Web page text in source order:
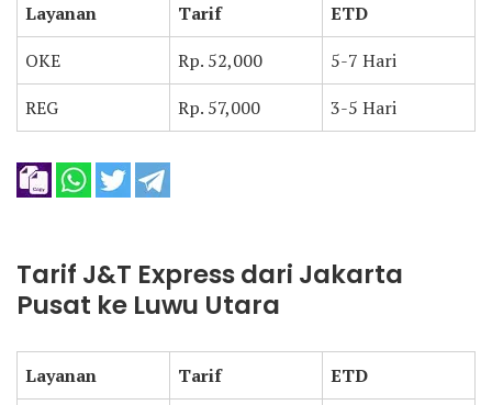
Layanan Tarif
ETD
OKE
Rp. 52,000
5-7 Hari
REG
Rp. 57,000 3-5 Hari
Tarif J&T Express dari Jakarta
Pusat ke Luwu Utara
Layanan Tarif
ETD